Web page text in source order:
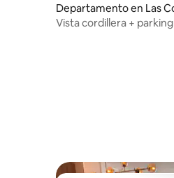
Departamento en Las
s
Vista cordillera +